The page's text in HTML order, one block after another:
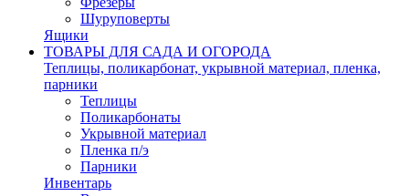
Шуруповерты
Ящики
ТОВАРЫ ДЛЯ САДА И ОГОРОДА
Теплицы, поликарбонат, укрывной материал, пленка,
парники
Теплицы
Поликарбонаты
Укрывной материал
Пленка п/э
Парники
Инвентарь